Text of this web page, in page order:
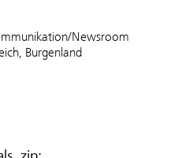
Newsroom
Burgenland